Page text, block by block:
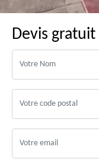
Devis gratuit